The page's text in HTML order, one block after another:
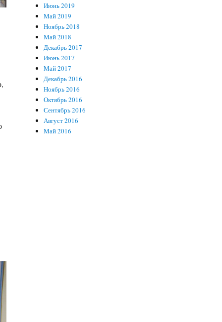
Июнь 2019
Май 2019
Ноябрь 2018
Май 2018
Декабрь 2017
Июнь 2017
Май 2017
Декабрь 2016
Ноябрь 2016
Октябрь 2016
Сентябрь 2016
Август 2016
Май 2016